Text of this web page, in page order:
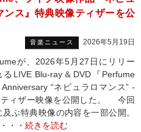
ンス』特典映像ティザーを公
音楽ニュース 2026年5月19日
が、2026年5月27日にリリー
るLIVE Blu-ray＆DVD『Perfume
“ネビュラロマンス” -
ィザー映像を公開した。 今回
ぶ特典映像の内容を一部公開。
・・ 続きを読む